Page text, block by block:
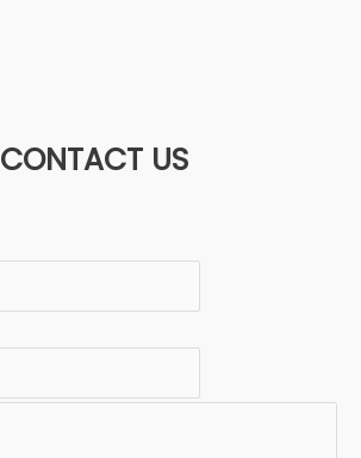
CONTACT US